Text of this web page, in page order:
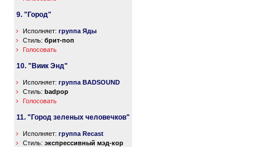
9. "Город"
Исполняет: группа Яды
Стиль: брит-поп
Голосовать
10. "Виик Энд"
Исполняет: группа BADSOUND
Стиль: badpop
Голосовать
11. "Город зеленых человечков"
Исполняет: группа Recast
Стиль: экспрессивный мэд-кор